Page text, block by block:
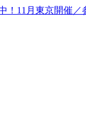
！11月東京開催／